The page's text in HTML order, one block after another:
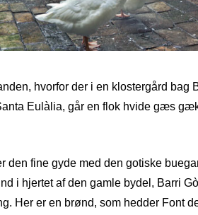
hvorfor der i en klostergård bag
Eulàlia, går en flok hvide gæs
den fine gyde med den gotiske
i hjertet af den gamle bydel, Barri
Her er en brønd, som hedder Font